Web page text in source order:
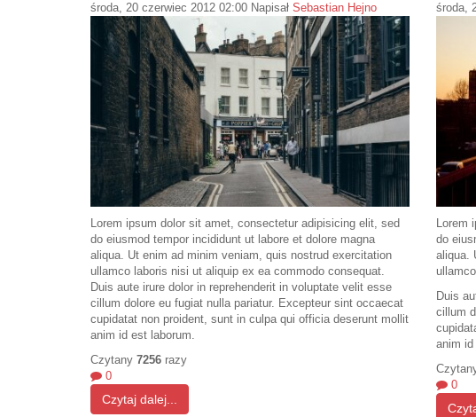
środa, 20 czerwiec 2012 02:00 Napisał Sebastian Hejno
Lorem ipsum dolor sit amet, consectetur adipisicing elit, sed
do eiusmod tempor incididunt ut labore et dolore magna
aliqua. Ut enim ad minim veniam, quis nostrud exercitation
ullamco laboris nisi ut aliquip ex ea commodo consequat.
Duis aute irure dolor in reprehenderit in voluptate velit esse
cillum dolore eu fugiat nulla pariatur. Excepteur sint occaecat
cupidatat non proident, sunt in culpa qui officia deserunt mollit
anim id est laborum.
Czytany 7256 razy
0
Czytaj dalej...
środa,
Lorem
do
aliqua.
Duis
cillum
anim id
0